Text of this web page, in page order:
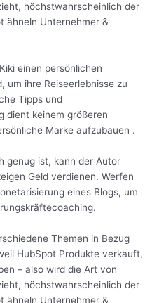
höchstwahrscheinlich der
ähneln Unternehmer &
einen persönlichen
um ihre Reiseerlebnisse zu
Tipps und
dient keinem größeren
Marke aufzubauen .
genug ist, kann der Autor
Geld verdienen. Werfen
eines Blogs, um
Themen in Bezug
HubSpot Produkte verkauft,
– also wird die Art von
höchstwahrscheinlich der
ähneln Unternehmer &